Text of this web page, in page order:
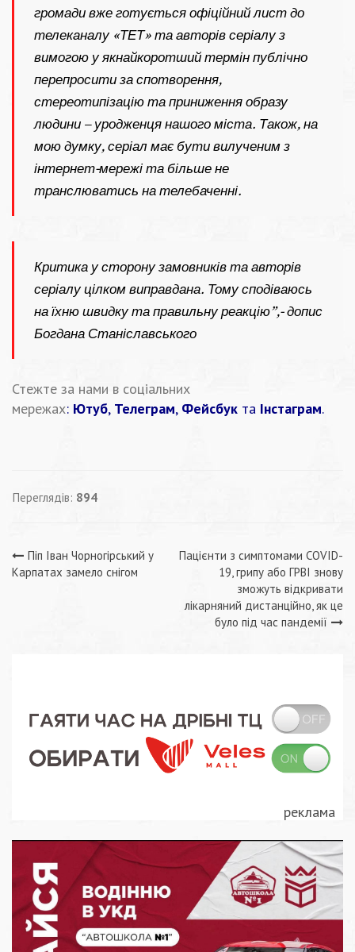
громади вже готується офіційний лист до
телеканалу «ТЕТ» та авторів серіалу з
вимогою у якнайкоротший термін публічно
перепросити за спотворення,
стереотипізацію та приниження образу
людини – уродженця нашого міста. Також, на
мою думку, серіал має бути вилученим з
інтернет-мережі та більше не
транслюватись на телебаченні.
Критика у сторону замовників та авторів
серіалу цілком виправдана. Тому сподіваюсь
на їхню швидку та правильну реакцію”,- допис
Богдана Станіславського
Стежте за нами в соціальних
мережах: Ютуб, Телеграм, Фейсбук та Інстаграм.
Переглядів: 894
Навігація
Піп Іван Чорногірський у
Карпатах замело снігом
Пацієнти з симптомами COVID-
19, грипу або ГРВІ знову
зможуть відкривати
лікарняний дистанційно, як це
було під час пандемії